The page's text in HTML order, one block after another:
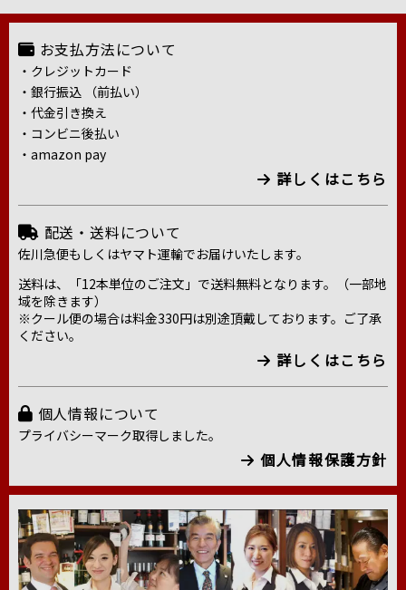
お支払方法について
・クレジットカード
・銀行振込 （前払い）
・代金引き換え
・コンビニ後払い
・amazon pay
詳しくはこちら
配送・送料について
佐川急便もしくはヤマト運輸でお届けいたします。
送料は、「12本単位のご注文」で送料無料となります。（一部地
域を除きます）
※クール便の場合は料金330円は別途頂戴しております。ご了承
ください。
詳しくはこちら
個人情報について
プライバシーマーク取得しました。
個人情報保護方針